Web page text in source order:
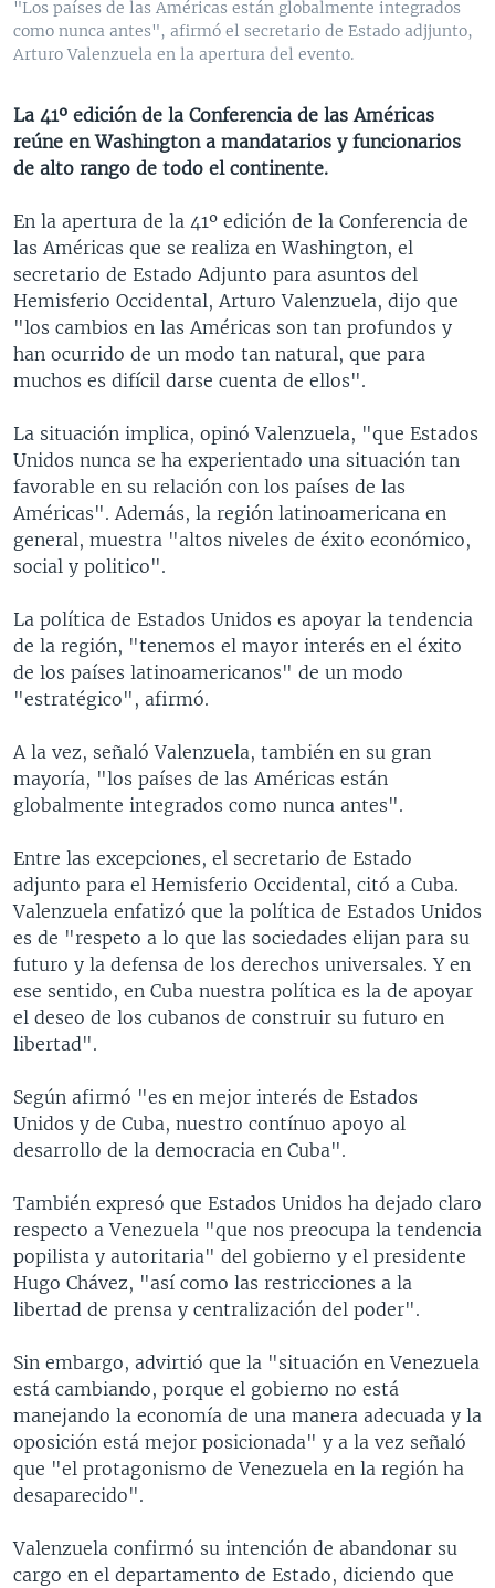
VENEZUELA
BRASIL
NICARAGUA
ECONOMÍA
ENTRETENIMIENTO Y CULTURA
DEPORTES
CIENCIA Y SALUD
MULTIMEDIA
VIDEOS
AUDIOS
PROGRAMAS TV
FORO INTERAMERICANO
VISIÓN 360
LAS CLAVES
PANORAMA
AVANCE INFORMATIVO
AUDIONOTICIAS
BUENOS DÍAS AMÉRICA
ESTADOS UNIDOS AL DÍA
EL MUNDO AL DÍA [RADIO]
FORO [RADIO]
DEPORTIVO INTERNACIONAL
ENTRETENIMIENTO
DIRECT
DOCUMENTALES DE LA VOA
Learning English
SÍGANOS
"Los países de las Américas están globalmente integrados
como nunca antes", afirmó el secretario de Estado adjjunto,
Arturo Valenzuela en la apertura del evento.
La 41º edición de la Conferencia de las Américas
reúne en Washington a mandatarios y funcionarios
de alto rango de todo el continente.
En la apertura de la 41º edición de la Conferencia de
las Américas que se realiza en Washington, el
secretario de Estado Adjunto para asuntos del
Hemisferio Occidental, Arturo Valenzuela, dijo que
"los cambios en las Américas son tan profundos y
han ocurrido de un modo tan natural, que para
muchos es difícil darse cuenta de ellos".
La situación implica, opinó Valenzuela, "que Estados
Unidos nunca se ha experientado una situación tan
favorable en su relación con los países de las
Américas". Además, la región latinoamericana en
general, muestra "altos niveles de éxito económico,
social y politico".
La política de Estados Unidos es apoyar la tendencia
de la región, "tenemos el mayor interés en el éxito
de los países latinoamericanos" de un modo
"estratégico", afirmó.
A la vez, señaló Valenzuela, también en su gran
mayoría, "los países de las Américas están
globalmente integrados como nunca antes".
Entre las excepciones, el secretario de Estado
adjunto para el Hemisferio Occidental, citó a Cuba.
Valenzuela enfatizó que la política de Estados Unidos
es de "respeto a lo que las sociedades elijan para su
futuro y la defensa de los derechos universales. Y en
ese sentido, en Cuba nuestra política es la de apoyar
el deseo de los cubanos de construir su futuro en
libertad".
Según afirmó "es en mejor interés de Estados
Unidos y de Cuba, nuestro contínuo apoyo al
desarrollo de la democracia en Cuba".
También expresó que Estados Unidos ha dejado claro
respecto a Venezuela "que nos preocupa la tendencia
popilista y autoritaria" del gobierno y el presidente
Hugo Chávez, "así como las restricciones a la
libertad de prensa y centralización del poder".
Sin embargo, advirtió que la "situación en Venezuela
está cambiando, porque el gobierno no está
manejando la economía de una manera adecuada y la
oposición está mejor posicionada" y a la vez señaló
que "el protagonismo de Venezuela en la región ha
desaparecido".
Valenzuela confirmó su intención de abandonar su
cargo en el departamento de Estado, diciendo que